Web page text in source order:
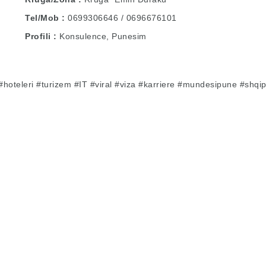
#turizem #IT #viral #viza #karriere #mundesipune
Tel/Mob
0699306646 / 0696676101
Profili
Konsulence, Punesim